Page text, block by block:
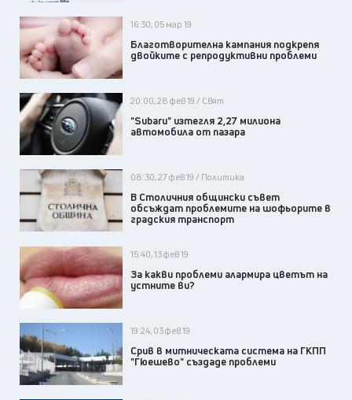
16:30, 05 мар 19
Благотворителна кампания подкрепя
двойките с репродуктивни проблеми
20:00, 28 фев 19 / Свят
"Subaru" изтегля 2,27 милиона
автомобила от пазара
08:30, 27 фев 19 / Политика
В Столичния общински съвет
обсъждат проблемите на шофьорите в
градския транспорт
15:40, 13 фев 19
За какви проблеми алармира цветът на
устните ви?
19:24, 03 фев 19
Срив в митническата система на ГКПП
"Гюешево" създаде проблеми